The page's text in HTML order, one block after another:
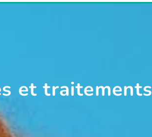
et traitements